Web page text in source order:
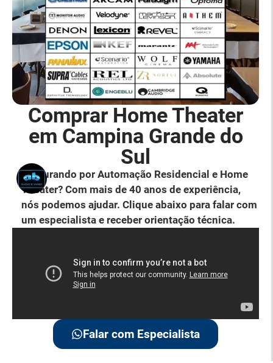
Comprar Home Theater
em Campina Grande do
Sul
Procurando por Automação Residencial e Home
Theater? Com mais de 40 anos de experiência,
nós podemos ajudar. Clique abaixo para falar com
um especialista e receber orientação técnica.
Falar com Especialista